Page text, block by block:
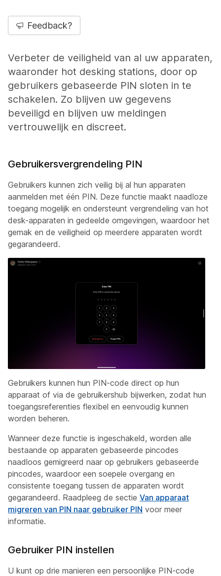
Feedback?
Verbeter de veiligheid van al uw apparaten,
waaronder hot desking stations, door op
gebruikers gebaseerde PIN sloten in te
schakelen. Zo blijven uw gegevens
beveiligd en blijven uw meldingen
vertrouwelijk en discreet.
Gebruikersvergrendeling PIN
Gebruikers kunnen zich veilig bij al hun apparaten
aanmelden met één PIN. Deze functie maakt naadloze
toegang mogelijk en ondersteunt vergrendeling van hot
desk-apparaten in gedeelde omgevingen, waardoor het
gemak en de veiligheid op meerdere apparaten wordt
gegarandeerd.
Gebruikers kunnen hun PIN-code direct op hun
apparaat of via de gebruikershub bijwerken, zodat hun
toegangsreferenties flexibel en eenvoudig kunnen
worden beheren.
Wanneer deze functie is ingeschakeld, worden alle
bestaande op apparaten gebaseerde pincodes
naadloos gemigreerd naar op gebruikers gebaseerde
pincodes, waardoor een soepele overgang en
consistente toegang tussen de apparaten wordt
gegarandeerd. Raadpleeg de sectie Van apparaat
migreren van PIN naar gebruiker PIN voor meer
informatie.
Gebruiker PIN instellen
U kunt op drie manieren een persoonlijke PIN-code